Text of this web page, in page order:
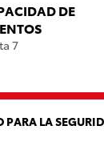
DE
7
PARA LA